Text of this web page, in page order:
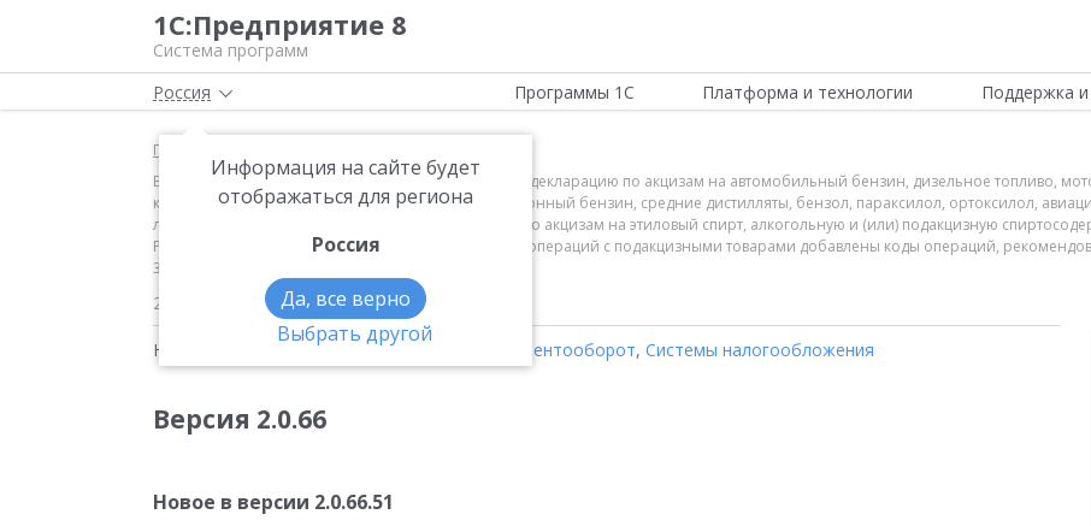
1С:Предприятие 8
Система программ
Россия
Информация на сайте будет
отображаться для региона
Россия
Да, все верно
Выбрать другой
Программы 1С Платформа и технологии Поддержка
Главная
Версия 2.0.66 Новое в версии 2.0.66.51 В налоговую декларацию по акцизам на автомобильный бензин, дизельное топливо,
карбюраторных (инжекторных) двигателей, прямогонный бензин, средние дистилляты, бензол, параксилол, ортоксилол,
легковые и мотоциклы, и в налоговую декларацию по акцизам на этиловый спирт, алкогольную и (или) подакцизную
России от 12.01.2016 № ММВ-7-3/1@, в списки кодов операций с подакцизными товарами добавлены коды операций,
3/3475@
28.03.2018
Новости на тему: Налоги , Электронный документооборот, Системы налогообложения
Версия 2.0.66
Новое в версии 2.0.66.51